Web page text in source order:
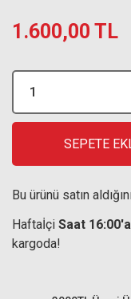
1.600,00 TL
SEPETE
Bu ürünü satın
Haftaİçi Saat 16:00'a
kargoda!